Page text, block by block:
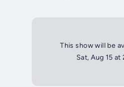
This show will be
Sat, Aug 15 at